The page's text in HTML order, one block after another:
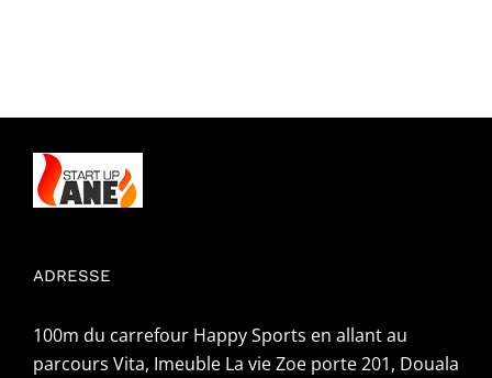
ADRESSE
100m du carrefour Happy Sports en allant au
parcours Vita, Imeuble La vie Zoe porte 201, Douala